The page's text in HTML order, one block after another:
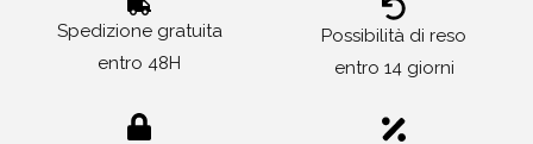
Spedizione gratuita
entro 48H
Possibilità di reso
entro 14 giorni